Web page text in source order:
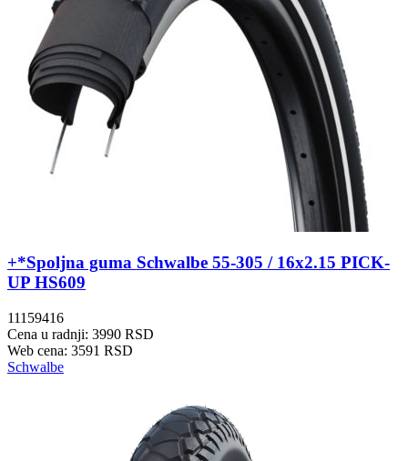
+*Spoljna guma Schwalbe 55-305 / 16x2.15 PICK-
UP HS609
11159416
Cena u radnji: 3990 RSD
Web cena: 3591 RSD
Schwalbe